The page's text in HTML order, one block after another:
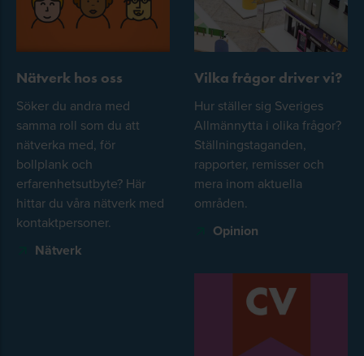
Nätverk hos oss
Söker du andra med
samma roll som du att
nätverka med, för
bollplank och
erfarenhetsutbyte? Här
hittar du våra nätverk med
kontaktpersoner.
Nätverk
Vilka frågor driver vi?
Hur ställer sig Sveriges
Allmännytta i olika frågor?
Ställningstaganden,
rapporter, remisser och
mera inom aktuella
områden.
Opinion